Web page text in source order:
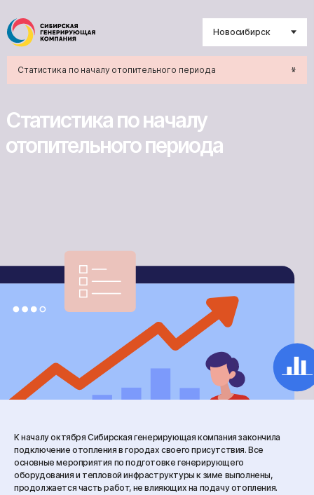
Новосибирск
Статистика по началу отопительного периода
Статистика по началу
отопительного периода
К началу октября Сибирская генерирующая компания закончила
подключение отопления в городах своего присутствия. Все
основные мероприятия по подготовке генерирующего
оборудования и тепловой инфраструктуры к зиме выполнены,
продолжается часть работ, не влияющих на подачу отопления.